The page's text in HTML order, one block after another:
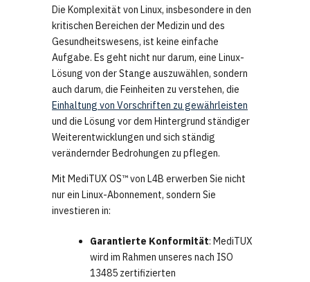
Die Komplexität von Linux, insbesondere in den
kritischen Bereichen der Medizin und des
Gesundheitswesens, ist keine einfache
Aufgabe. Es geht nicht nur darum, eine Linux-
Lösung von der Stange auszuwählen, sondern
auch darum, die Feinheiten zu verstehen, die
Einhaltung von Vorschriften zu gewährleisten
und die Lösung vor dem Hintergrund ständiger
Weiterentwicklungen und sich ständig
verändernder Bedrohungen zu pflegen.
Mit MediTUX OS™ von L4B erwerben Sie nicht
nur ein Linux-Abonnement, sondern Sie
investieren in:
Garantierte Konformität: MediTUX
wird im Rahmen unseres nach ISO
13485 zertifizierten